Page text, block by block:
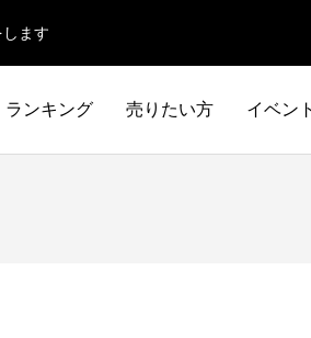
ます
ランキング 売りたい方 イベン